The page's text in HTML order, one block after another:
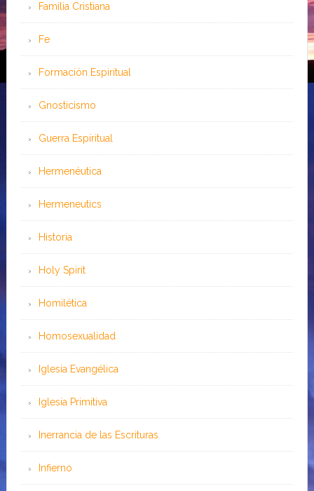
Familia Cristiana
Fe
Formación Espiritual
Gnosticismo
Guerra Espiritual
Hermenéutica
Hermeneutics
Historia
Holy Spirit
Homilética
Homosexualidad
Iglesia Evangélica
Iglesia Primitiva
Inerrancia de las Escrituras
Infierno